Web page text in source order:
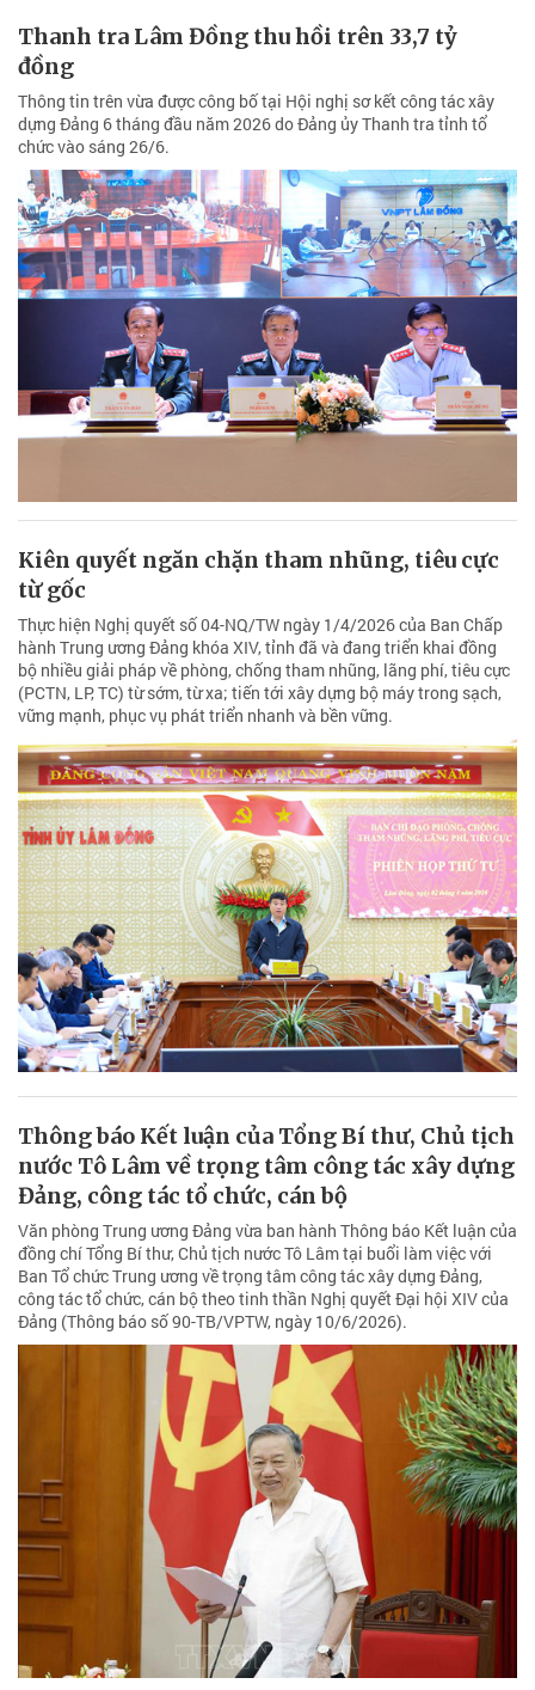
Thanh tra Lâm Đồng thu hồi trên 33,7 tỷ
đồng
Thông tin trên vừa được công bố tại Hội nghị sơ kết công tác xây
dựng Đảng 6 tháng đầu năm 2026 do Đảng ủy Thanh tra tỉnh tổ
chức vào sáng 26/6.
Kiên quyết ngăn chặn tham nhũng, tiêu cực
từ gốc
Thực hiện Nghị quyết số 04-NQ/TW ngày 1/4/2026 của Ban Chấp
hành Trung ương Đảng khóa XIV, tỉnh đã và đang triển khai đồng
bộ nhiều giải pháp về phòng, chống tham nhũng, lãng phí, tiêu cực
(PCTN, LP, TC) từ sớm, từ xa; tiến tới xây dựng bộ máy trong sạch,
vững mạnh, phục vụ phát triển nhanh và bền vững.
Thông báo Kết luận của Tổng Bí thư, Chủ tịch
nước Tô Lâm về trọng tâm công tác xây dựng
Đảng, công tác tổ chức, cán bộ
Văn phòng Trung ương Đảng vừa ban hành Thông báo Kết luận của
đồng chí Tổng Bí thư, Chủ tịch nước Tô Lâm tại buổi làm việc với
Ban Tổ chức Trung ương về trọng tâm công tác xây dựng Đảng,
công tác tổ chức, cán bộ theo tinh thần Nghị quyết Đại hội XIV của
Đảng (Thông báo số 90-TB/VPTW, ngày 10/6/2026).